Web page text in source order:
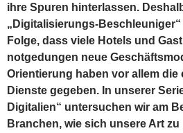
ihre Spuren hinterlassen.
„Digitalisierungs-
Folge, dass viele Hotels und
notgedungen neue
Orientierung haben vor allem die
Dienste gegeben. In unserer
Digitalien“ untersuchen wir am
Branchen, wie sich unsere Art